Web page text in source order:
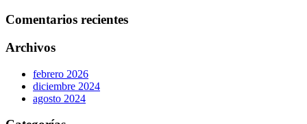
Comentarios recientes
Archivos
febrero 2026
diciembre 2024
agosto 2024